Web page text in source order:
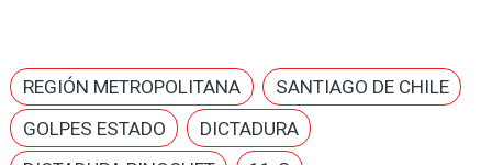
REGIÓN METROPOLITANA
SANTIAGO DE CHILE
GOLPES ESTADO
DICTADURA